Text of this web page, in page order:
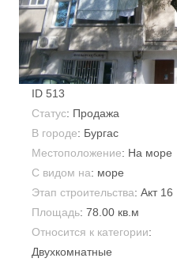
ID 513
Статус: Продажа
В городе: Бургас
Местоположение: На море
С видом на: море
Этап строительства: Акт 16
Площадь: 78.00 кв.м
Относится к категории:
Двухкомнатные